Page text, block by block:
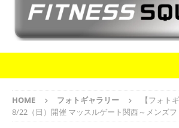
HOME フォトギャラリー
【フォト
8/22（日）開催 マッスルゲート関西～メンズフ